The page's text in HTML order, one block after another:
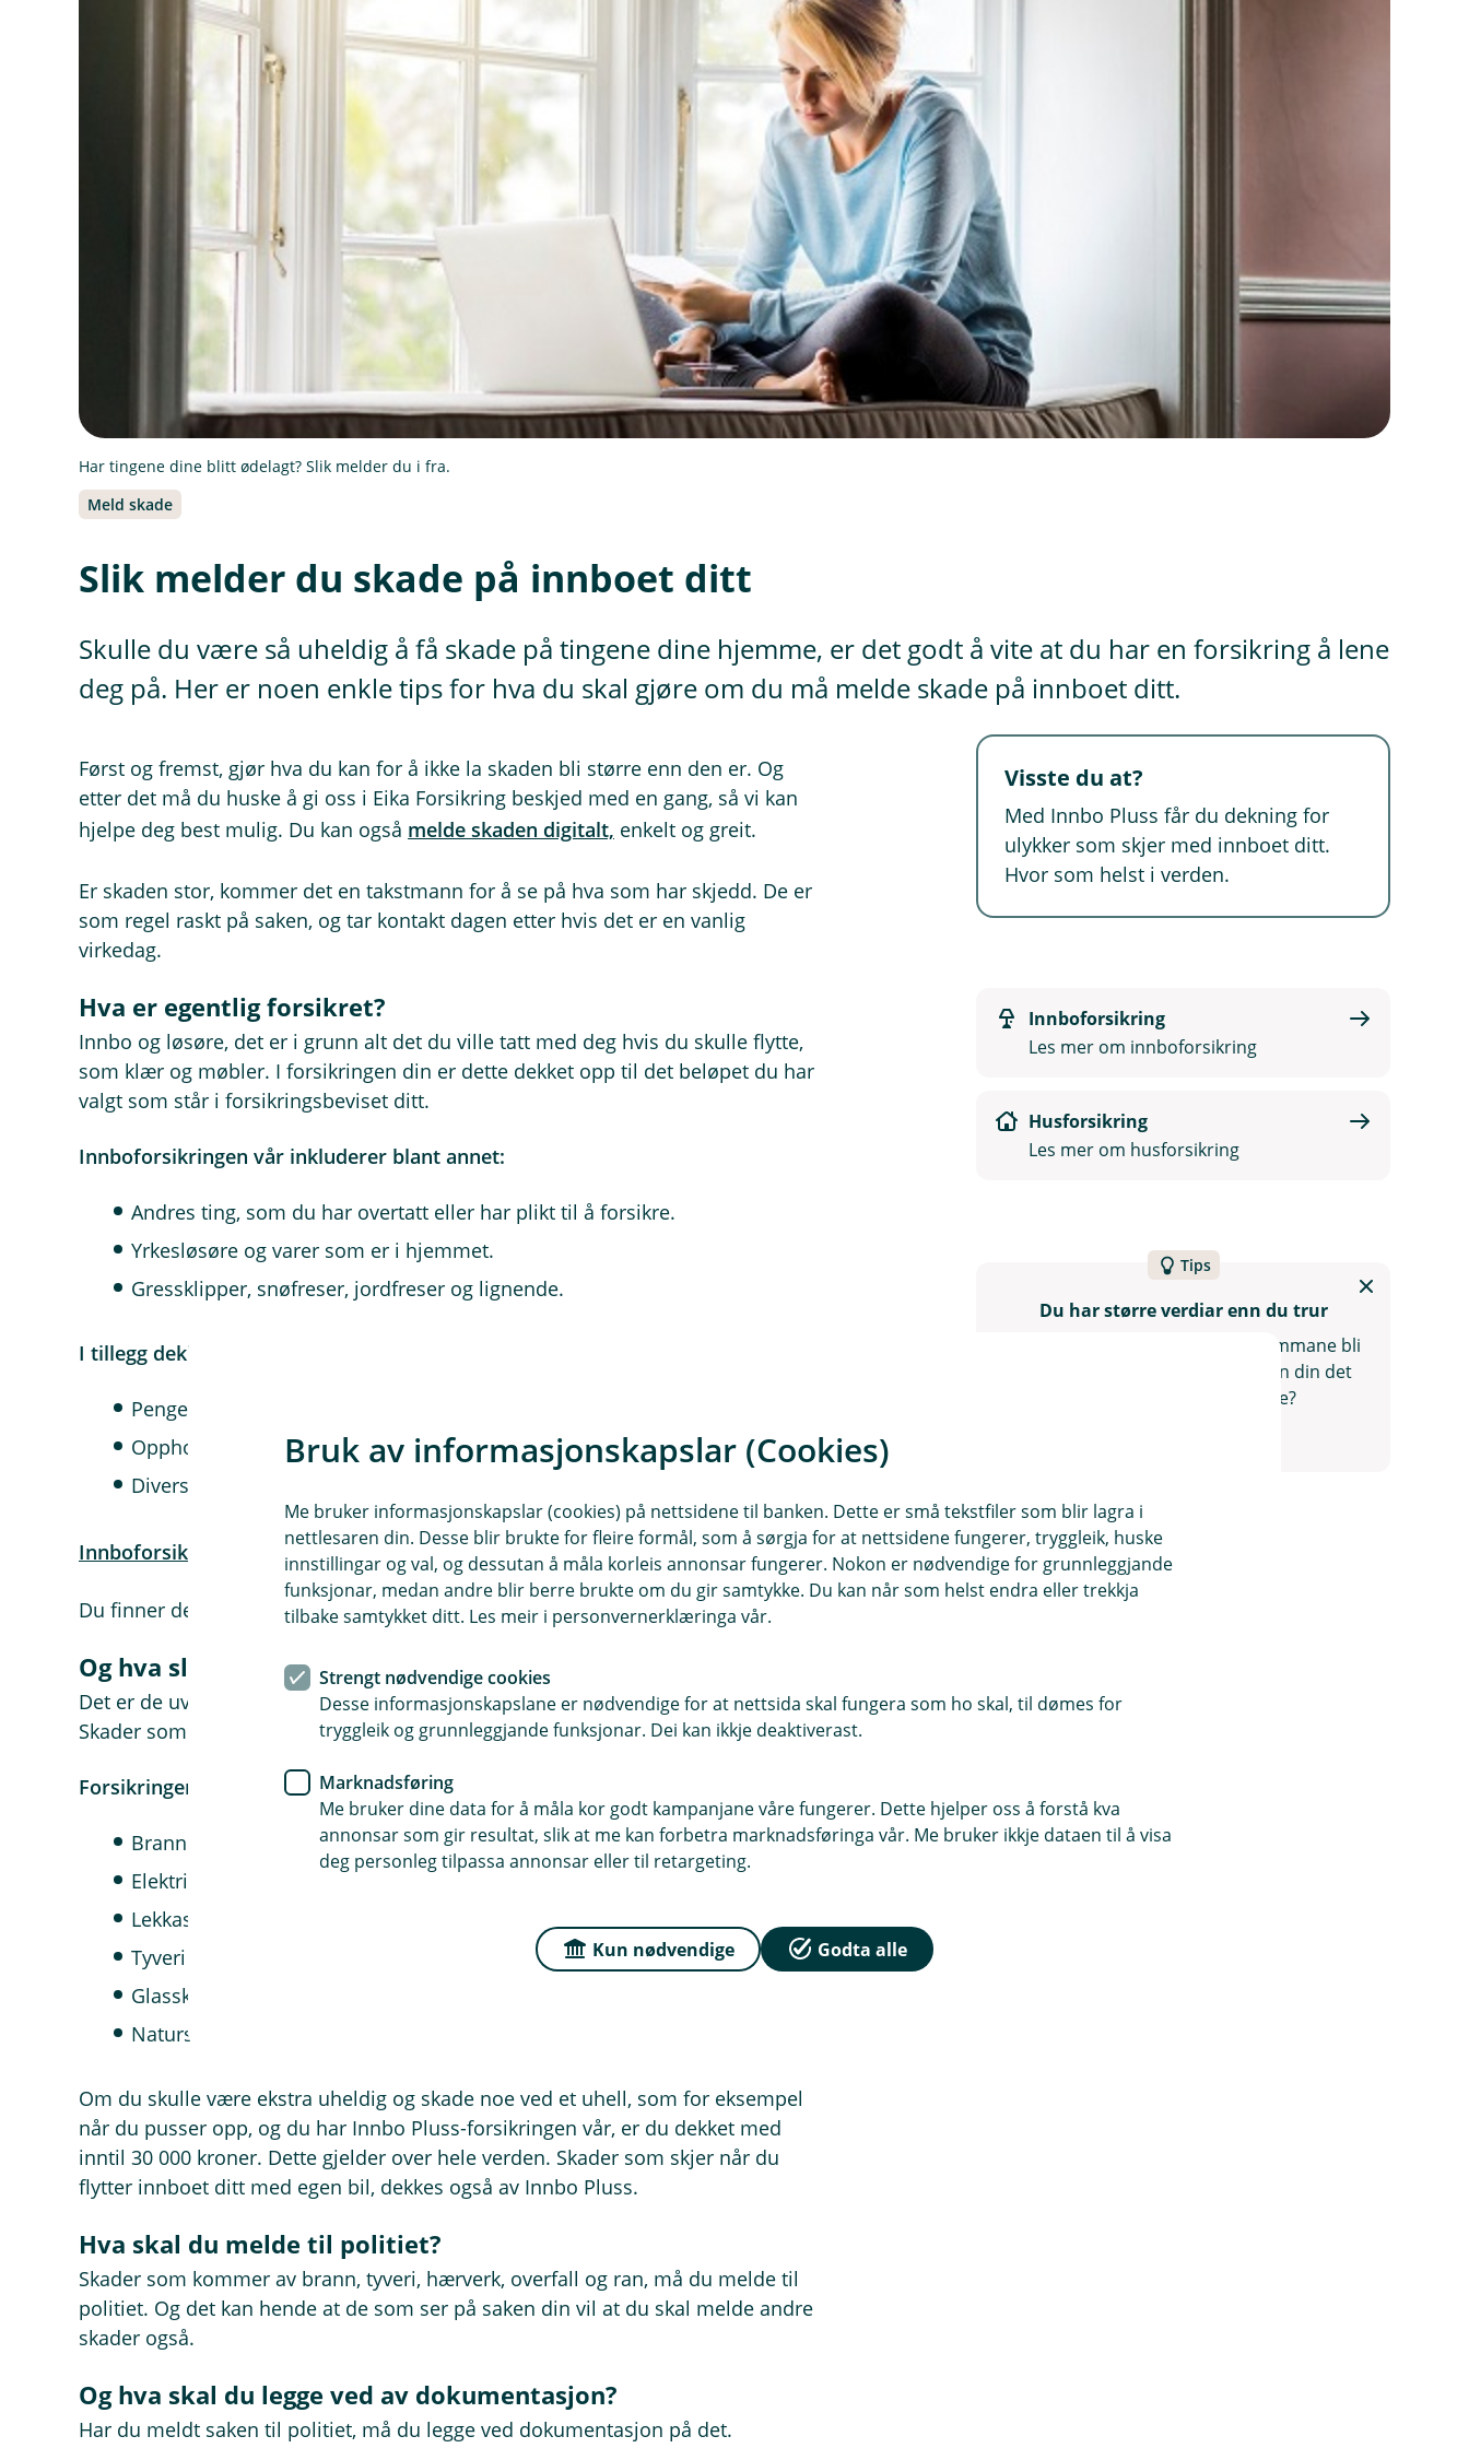
Har tingene dine blitt ødelagt? Slik melder du i fra.
Meld skade
Slik melder du skade på innboet ditt
Skulle du være så uheldig å få skade på tingene dine hjemme, er det godt å vite at du har en forsikring å lene
deg på. Her er noen enkle tips for hva du skal gjøre om du må melde skade på innboet ditt.
Først og fremst, gjør hva du kan for å ikke la skaden bli større enn den er. Og
etter det må du huske å gi oss i Eika Forsikring beskjed med en gang, så vi kan
hjelpe deg best mulig. Du kan også melde skaden digitalt, enkelt og greit.
Er skaden stor, kommer det en takstmann for å se på hva som har skjedd. De er
som regel raskt på saken, og tar kontakt dagen etter hvis det er en vanlig
virkedag.
Hva er egentlig forsikret?
Innbo og løsøre, det er i grunn alt det du ville tatt med deg hvis du skulle flytte,
som klær og møbler. I forsikringen din er dette dekket opp til det beløpet du har
valgt som står i forsikringsbeviset ditt.
Innboforsikringen vår inkluderer blant annet:
Andres ting, som du har overtatt eller har plikt til å forsikre.
Yrkesløsøre og varer som er i hjemmet.
Gressklipper, snøfreser, jordfreser og lignende.
I tillegg dekkes:
Penger og verdipapirer.
Opphold (hvis du ikke kan bo hjemme).
Diverse båt- og bilutstyr.
Innboforsikringen dekker også rettshjelpom du havner i en rettslig tvist.
Du finner detaljert oversikt over alt som dekkes av innboforsikringen i vilkårene.
Og hva slags skader dekker forsikringen?
Det er de uventede og plutselige uhellene som dekkes av innboforsikringen.
Skader som kommer av normal slitasje eller når du pusser opp dekkes ikke.
Forsikringen dekker skader som kommer av:
Brann eller ild som er kommet løs.
Elektriske feil, som for eksempel kortslutning.
Lekkasje og vannskade.
Tyveri og skadeverk i forbindelse med tyveri.
Glasskader og ødelagt sanitærporselen.
Naturskader etter skred, flom eller lignende.
Om du skulle være ekstra uheldig og skade noe ved et uhell, som for eksempel
når du pusser opp, og du har Innbo Pluss-forsikringen vår, er du dekket med
inntil 30 000 kroner. Dette gjelder over hele verden. Skader som skjer når du
flytter innboet ditt med egen bil, dekkes også av Innbo Pluss.
Hva skal du melde til politiet?
Skader som kommer av brann, tyveri, hærverk, overfall og ran, må du melde til
politiet. Og det kan hende at de som ser på saken din vil at du skal melde andre
skader også.
Og hva skal du legge ved av dokumentasjon?
Har du meldt saken til politiet, må du legge ved dokumentasjon på det.
Visste du at?
Med Innbo Pluss får du dekning for
ulykker som skjer med innboet ditt.
Hvor som helst i verden.
Innboforsikring
Les mer om innboforsikring
Husforsikring
Les mer om husforsikring
Tips
Du har større verdiar enn du trur
Når du tel opp det du eig, kan summane bli
store. Dekker forsikringssummen din det
du treng om uhellet er ute?
Bruk av informasjonskapslar (Cookies)
Me bruker informasjonskapslar (cookies) på nettsidene til banken. Dette er små tekstfiler som blir lagra i
nettlesaren din. Desse blir brukte for fleire formål, som å sørgja for at nettsidene fungerer, tryggleik, huske
innstillingar og val, og dessutan å måla korleis annonsar fungerer. Nokon er nødvendige for grunnleggjande
funksjonar, medan andre blir berre brukte om du gir samtykke. Du kan når som helst endra eller trekkja
tilbake samtykket ditt. Les meir i personvernerklæringa vår.
Strengt nødvendige cookies
Desse informasjonskapslane er nødvendige for at nettsida skal fungera som ho skal, til dømes for
tryggleik og grunnleggjande funksjonar. Dei kan ikkje deaktiverast.
Marknadsføring
Me bruker dine data for å måla kor godt kampanjane våre fungerer. Dette hjelper oss å forstå kva
annonsar som gir resultat, slik at me kan forbetra marknadsføringa vår. Me bruker ikkje dataen til å visa
deg personleg tilpassa annonsar eller til retargeting.
Kun nødvendige Godta alle